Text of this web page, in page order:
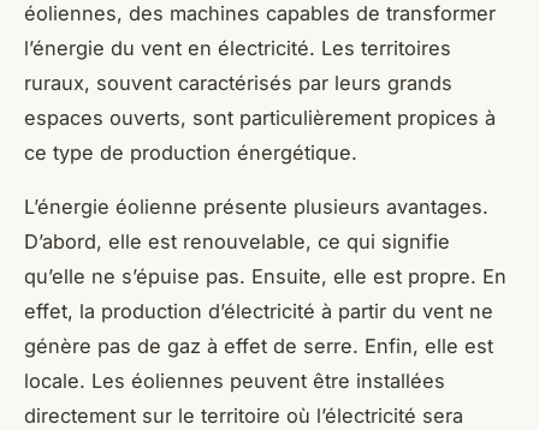
éoliennes, des machines capables de transformer
l’énergie du vent en électricité. Les territoires
ruraux, souvent caractérisés par leurs grands
espaces ouverts, sont particulièrement propices à
ce type de production énergétique.
L’énergie éolienne présente plusieurs avantages.
D’abord, elle est renouvelable, ce qui signifie
qu’elle ne s’épuise pas. Ensuite, elle est propre. En
effet, la production d’électricité à partir du vent ne
génère pas de gaz à effet de serre. Enfin, elle est
locale. Les éoliennes peuvent être installées
directement sur le territoire où l’électricité sera